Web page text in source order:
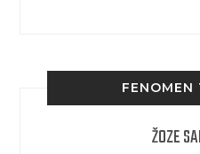
FENOMEN
ŽOZE